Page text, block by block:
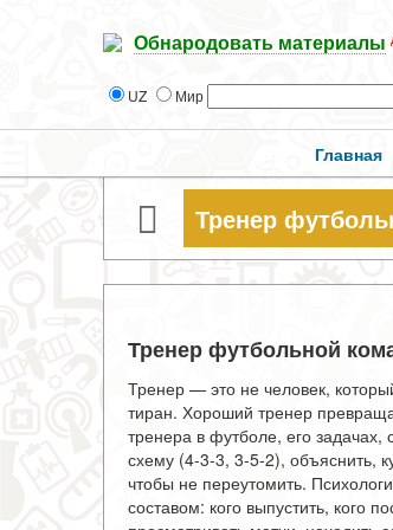
Обнародовать материалы
UZ Мир
Главная
Тренер
Тренер футбольной
Тренер — это не человек,
тиран. Хороший тренер
тренера в футболе, его задачах,
схему (4-3-3, 3-5-2), объяснить,
чтобы не переутомить.
составом: кого выпустить, кого